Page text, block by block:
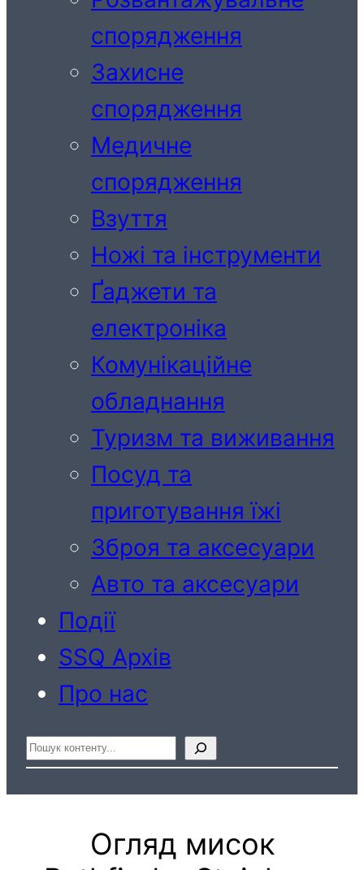
спорядження
Захисне
спорядження
Медичне
спорядження
Взуття
Ножі та інструменти
Ґаджети та
електроніка
Комунікаційне
обладнання
Туризм та виживання
Посуд та
приготування їжі
Зброя та аксесуари
Авто та аксесуари
Події
SSQ Архів
Про нас
Пошук
Огляд мисок